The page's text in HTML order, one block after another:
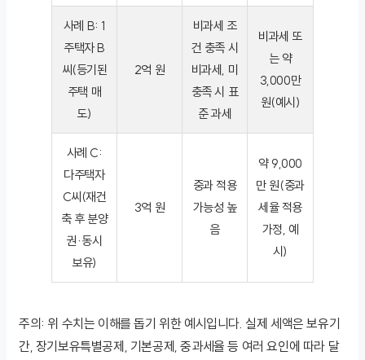
사례 B: 1
주택자 B
씨(등기된
주택 매
도)
2억 원
비과세 조
건 충족 시
비과세, 미
충족 시 표
준 과세
비과세 또
는 약
3,000만
원(예시)
사례 C:
다주택자
C씨(재건
축 후 분양
권·동시
보유)
3억 원
중과 적용
가능성 높
음
약 9,000
만 원(중과
세율 적용
가정, 예
시)
주의: 위 수치는 이해를 돕기 위한 예시입니다. 실제 세액은 보유기
간, 장기보유특별공제, 기본공제, 중과세율 등 여러 요인에 따라 달